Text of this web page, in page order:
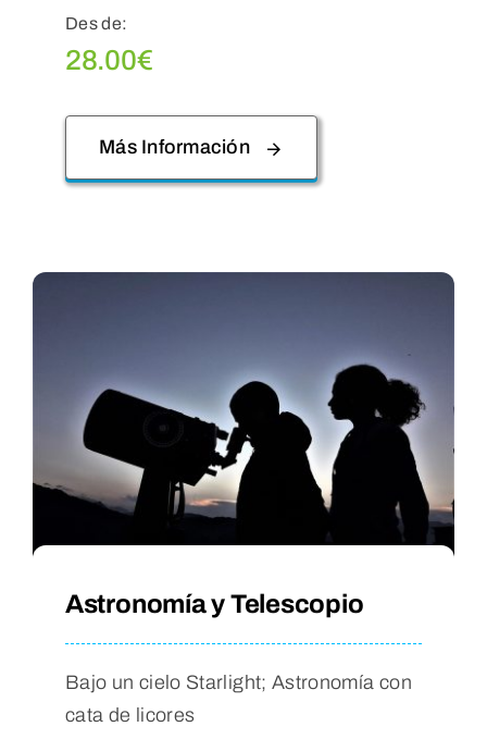
Des de:
28.00€
Más Información
Astronomía y Telescopio
Bajo un cielo Starlight; Astronomía con
cata de licores